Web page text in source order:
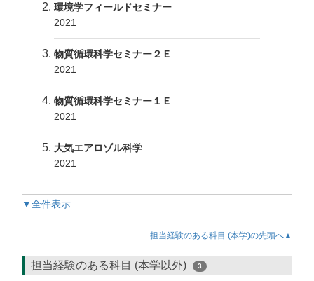
環境学フィールドセミナー
2021
物質循環科学セミナー２Ｅ
2021
物質循環科学セミナー１Ｅ
2021
大気エアロゾル科学
2021
▼全件表示
担当経験のある科目 (本学)の先頭へ▲
担当経験のある科目 (本学以外) 3